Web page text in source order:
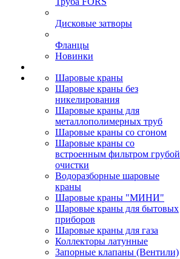
Дисковые затворы
Фланцы
Новинки
Шаровые краны
Шаровые краны без
никелирования
Шаровые краны для
металлополимерных труб
Шаровые краны со сгоном
Шаровые краны со
встроенным фильтром грубой
очистки
Водоразборные шаровые
краны
Шаровые краны "МИНИ"
Шаровые краны для бытовых
приборов
Шаровые краны для газа
Коллекторы латунные
Запорные клапаны (Вентили)